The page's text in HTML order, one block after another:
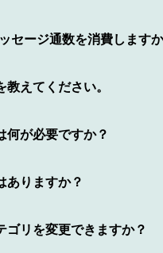
セージ通数を消費します
えてください。
何が必要ですか？
ありますか？
ゴリを変更できますか？